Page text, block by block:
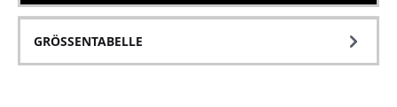
GRÖSSENTABELLE